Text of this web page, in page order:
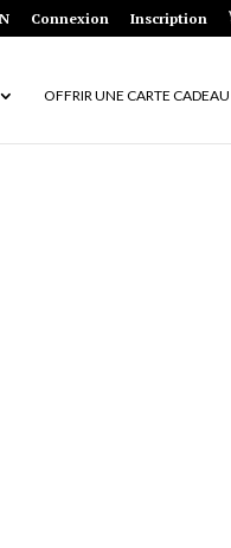
Connexion Inscription
OFFRIR UNE CARTE CADEAU